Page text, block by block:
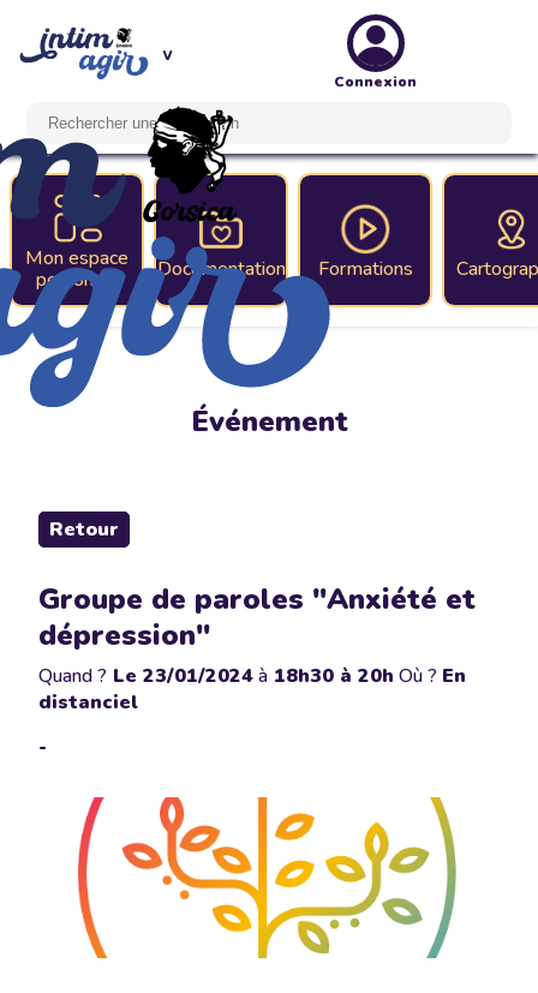
Connexion
Mon espace
personnel
Documentation Formations
Événement
Retour
Groupe de paroles "Anxiété et
dépression"
Quand ? Le 23/01/2024à 18h30 à 20h Où ? En
distanciel
-